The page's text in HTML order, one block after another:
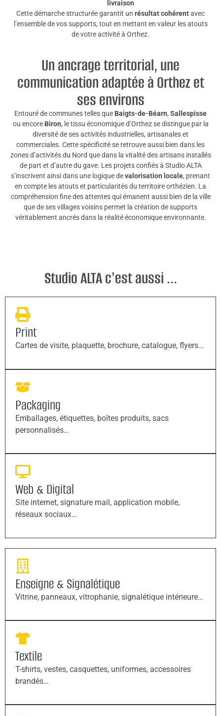
livraison
Cette démarche structurée garantit un résultat cohérentavec
l’ensemble de vos supports, tout en mettant en valeur les atouts
de votre activité à Orthez.
Un ancrage territorial, une
communication adaptée à Orthez et
ses environs
Entouré de communes telles que Baigts-de-Béarn, Sallespisse
ou encore Biron, le tissu économique d’Orthez se distingue par la
diversité de ses activités industrielles, artisanales et
commerciales. Cette spécificité se retrouve aussi bien dans les
zones d’activités du Nord que dans la vitalité des artisans installés
de part et d’autre du gave. Les projets confiés à Studio ALTA
s’inscrivent ainsi dans une logique devalorisation locale, prenant
en compte les atouts et particularités du territoire orthézien. La
compréhension fine des attentes qui émanent aussi bien de la ville
que de ses villages voisins permet la création de supports
véritablement ancrés dans la réalité économique environnante.
Studio ALTA c'est aussi ...
Print
Cartes de visite, plaquette, brochure, catalogue, flyers…
Packaging
Emballages, étiquettes, boîtes produits, sacs
personnalisés…
Web & Digital
Site internet, signature mail, application mobile,
réseaux sociaux…
Enseigne & Signalétique
Vitrine, panneaux, vitrophanie, signalétique intérieure…
Textile
T-shirts, vestes, casquettes, uniformes, accessoires
brandés…